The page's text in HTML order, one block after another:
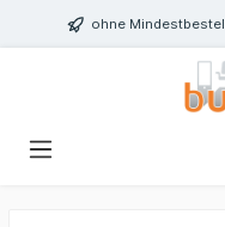
ohne